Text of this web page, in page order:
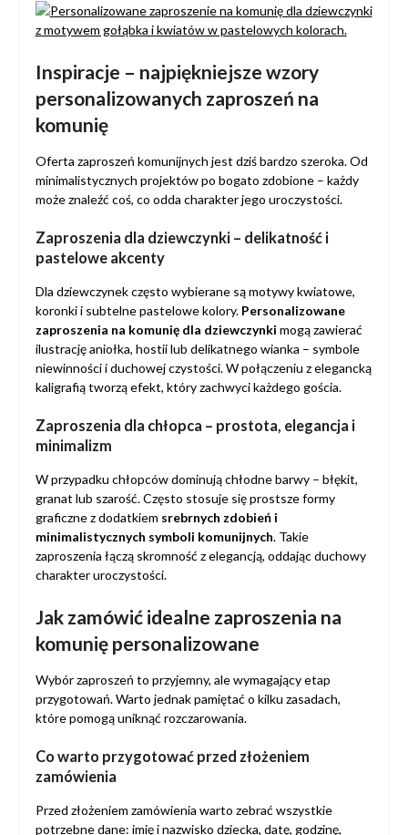
Inspiracje – najpiękniejsze wzory
personalizowanych zaproszeń na
komunię
Oferta zaproszeń komunijnych jest dziś bardzo szeroka. Od
minimalistycznych projektów po bogato zdobione – każdy
może znaleźć coś, co odda charakter jego uroczystości.
Zaproszenia dla dziewczynki – delikatność i
pastelowe akcenty
Dla dziewczynek często wybierane są motywy kwiatowe,
koronki i subtelne pastelowe kolory. Personalizowane
zaproszenia na komunię dla dziewczynki mogą zawierać
ilustrację aniołka, hostii lub delikatnego wianka – symbole
niewinności i duchowej czystości. W połączeniu z elegancką
kaligrafią tworzą efekt, który zachwyci każdego gościa.
Zaproszenia dla chłopca – prostota, elegancja i
minimalizm
W przypadku chłopców dominują chłodne barwy – błękit,
granat lub szarość. Często stosuje się prostsze formy
graficzne z dodatkiem srebrnych zdobień i
minimalistycznych symboli komunijnych. Takie
zaproszenia łączą skromność z elegancją, oddając duchowy
charakter uroczystości.
Jak zamówić idealne zaproszenia na
komunię personalizowane
Wybór zaproszeń to przyjemny, ale wymagający etap
przygotowań. Warto jednak pamiętać o kilku zasadach,
które pomogą uniknąć rozczarowania.
Co warto przygotować przed złożeniem
zamówienia
Przed złożeniem zamówienia warto zebrać wszystkie
potrzebne dane: imię i nazwisko dziecka, datę, godzinę,